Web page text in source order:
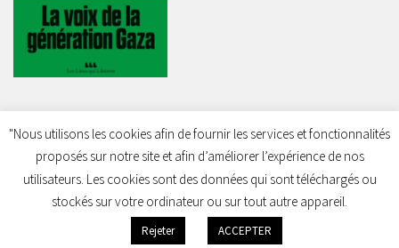
Charleroi Pour la Palestine © 2026. Tous droits réservés.
"Nous utilisons les cookies afin de fournir les services et fonctionnalités
proposés sur notre site et afin d’améliorer l’expérience de nos
utilisateurs. Les cookies sont des données qui sont téléchargés ou
stockés sur votre ordinateur ou sur tout autre appareil.
Rejeter ACCEPTER